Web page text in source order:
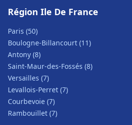
Région Ile De France
Paris (50)
Boulogne-Billancourt (11)
Antony (8)
Saint-Maur-des-Fossés (8)
Versailles (7)
Levallois-Perret (7)
Courbevoie (7)
Rambouillet (7)